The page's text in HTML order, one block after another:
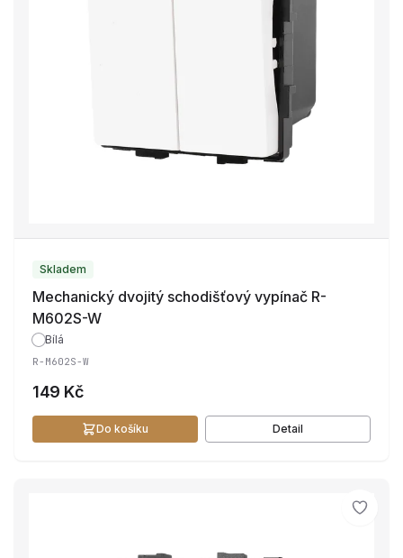
Skladem
Mechanický dvojitý schodišťový vypínač R-
M602S-W
Bílá
R-M602S-W
149 Kč
Do košíku Detail